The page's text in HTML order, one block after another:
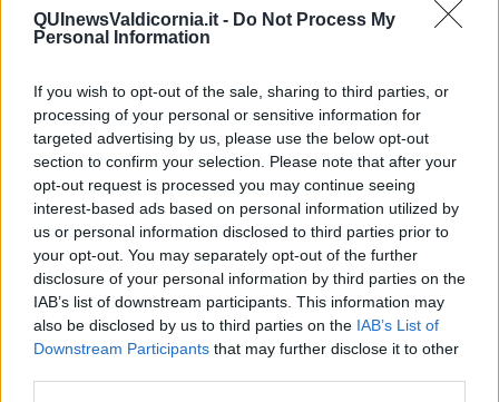
QUInewsValdicornia.it - Do Not Process My
Personal Information
If you wish to opt-out of the sale, sharing to third parties, or
processing of your personal or sensitive information for
targeted advertising by us, please use the below opt-out
section to confirm your selection. Please note that after your
opt-out request is processed you may continue seeing
interest-based ads based on personal information utilized by
us or personal information disclosed to third parties prior to
your opt-out. You may separately opt-out of the further
disclosure of your personal information by third parties on the
IAB’s list of downstream participants. This information may
also be disclosed by us to third parties on the IAB’s List of
Downstream Participants that may further disclose it to other
sorti dell’Elba
Verso il full electric a gestione pubblica dei traghetti​
​Le furbate elettorali della Meloni e la testardaggine
dell’opposizione
​Date loro l’Oscar al posto del Nobel per la Pace
L'umanizzazione dell'economia e della politica
​Dopo il diluvio dei NO: un patto intergenerazionale
​Un grandioso NO ai falchi teocratici e ai loro vassalli
La religione è la cocaina dei potenti
Donald e Bibi confinati nell’isola di St James?
L’italiano vero e la paura che al referendum vinca il No
​Complottismo o capitalismo globale?
​Ma, contessa, non si vergogna a continuare a guardare San
Scemo?